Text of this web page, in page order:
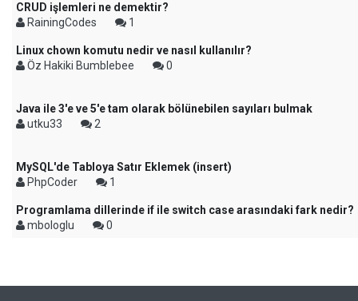
CRUD işlemleri ne demektir?
RainingCodes
1
Linux chown komutu nedir ve nasıl kullanılır?
Öz Hakiki Bumblebee
0
Java ile 3'e ve 5'e tam olarak bölünebilen sayıları bulmak
utku33
2
MySQL'de Tabloya Satır Eklemek (insert)
PhpCoder
1
Programlama dillerinde if ile switch case arasındaki fark nedir?
mbologlu
0